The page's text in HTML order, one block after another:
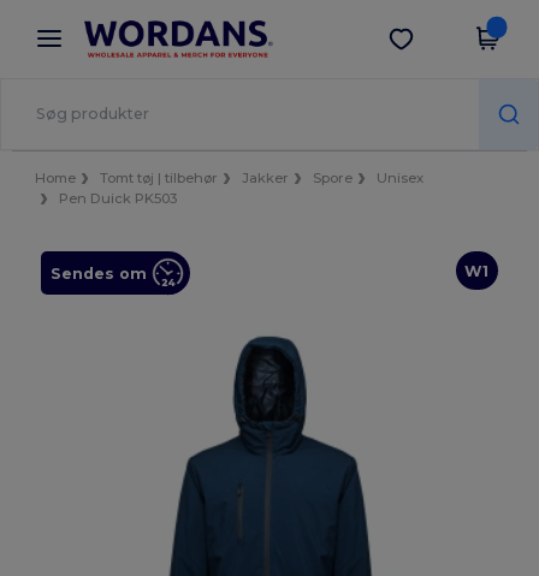
× Wordans-app
Bedre priser i appen!
Hent app
Home Tomt tøj | tilbehør Jakker Spore
Unisex
Pen Duick PK503
W1
Sendes om